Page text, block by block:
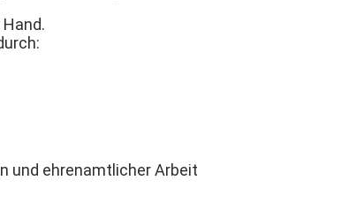
und ehrenamtlicher Arbeit